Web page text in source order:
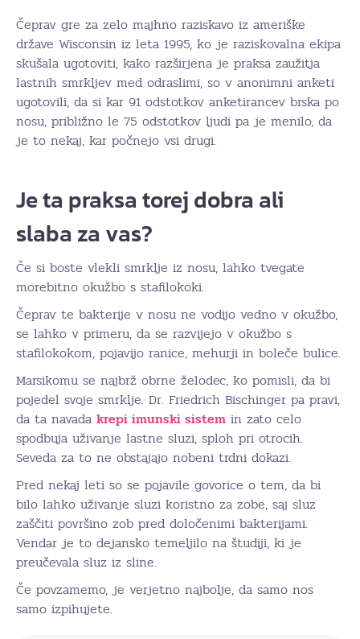
Čeprav gre za zelo majhno raziskavo iz ameriške
države Wisconsin iz leta 1995, ko je raziskovalna ekipa
skušala ugotoviti, kako razširjena je praksa zaužitja
lastnih smrkljev med odraslimi, so v anonimni anketi
ugotovili, da si kar 91 odstotkov anketirancev brska po
nosu, približno le 75 odstotkov ljudi pa je menilo, da
je to nekaj, kar počnejo vsi drugi.
Je ta praksa torej dobra ali
slaba za vas?
Če si boste vlekli smrklje iz nosu, lahko tvegate
morebitno okužbo s stafilokoki.
Čeprav te bakterije v nosu ne vodijo vedno v okužbo,
se lahko v primeru, da se razvijejo v okužbo s
stafilokokom, pojavijo ranice, mehurji in boleče bulice.
Marsikomu se najbrž obrne želodec, ko pomisli, da bi
pojedel svoje smrklje. Dr. Friedrich Bischinger pa pravi,
da ta navada krepi imunski sistem in zato celo
spodbuja uživanje lastne sluzi, sploh pri otrocih.
Seveda za to ne obstajajo nobeni trdni dokazi.
Pred nekaj leti so se pojavile govorice o tem, da bi
bilo lahko uživanje sluzi koristno za zobe, saj sluz
zaščiti površino zob pred določenimi bakterijami.
Vendar je to dejansko temeljilo na študiji, ki je
preučevala sluz iz sline.
Če povzamemo, je verjetno najbolje, da samo nos
samo izpihujete.